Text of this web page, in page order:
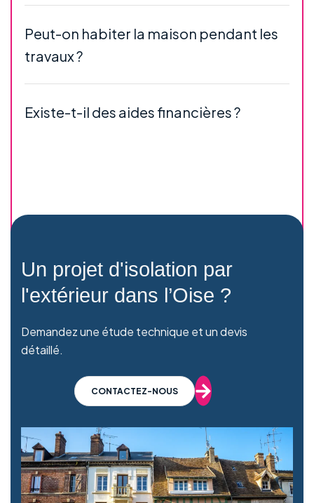
Peut-on habiter la maison pendant les
travaux ?
Existe-t-il des aides financières ?
Un projet d'isolation par
l'extérieur dans l’Oise ?
Demandez une étude technique et un devis
détaillé.
CONTACTEZ-NOUS